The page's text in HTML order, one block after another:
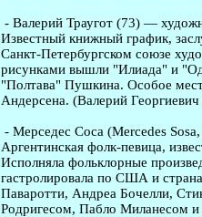
- Валерий Траугот (73) —
Известный книжный график,
Санкт-Петербургском союзе
рисунками вышли "Илиада" и
"Полтава" Пушкина. Особое
Андерсена. (Валерий
- Мерседес Соса (Mercedes
Аргентинская фолк-певица,
Исполняла фольклорные
гастролировала по США и
Паваротти, Андреа Бочелли,
Родригесом, Пабло Миланесом